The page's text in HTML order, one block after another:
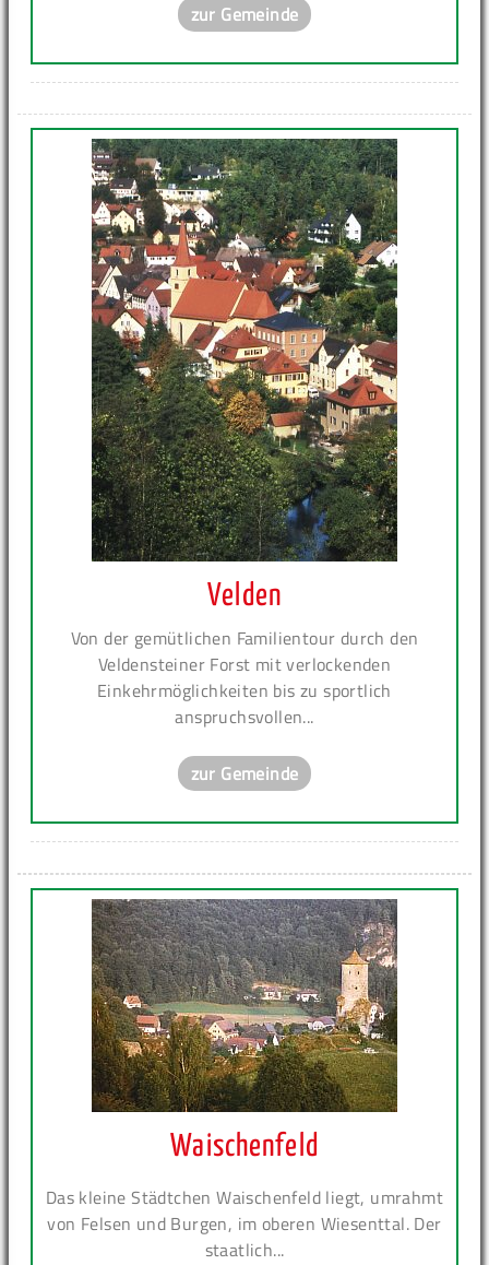
zur Gemeinde
Velden
Von der gemütlichen Familientour durch den
Veldensteiner Forst mit verlockenden
Einkehrmöglichkeiten bis zu sportlich
anspruchsvollen...
zur Gemeinde
Waischenfeld
Das kleine Städtchen Waischenfeld liegt, umrahmt
von Felsen und Burgen, im oberen Wiesenttal. Der
staatlich...